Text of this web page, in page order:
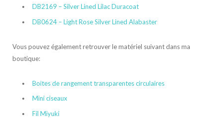
DB2169 – Silver Lined Lilac Duracoat
DB0624 – Light Rose Silver Lined Alabaster
Vous pouvez également retrouver le matériel suivant dans ma
boutique:
Boites de rangement transparentes circulaires
Mini ciseaux
Fil Miyuki